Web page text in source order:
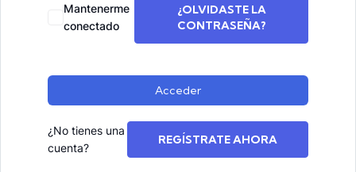
Mantenerme
conectado
¿OLVIDASTE LA
CONTRASEÑA?
Acceder
¿No tienes una
cuenta?
REGÍSTRATE AHORA